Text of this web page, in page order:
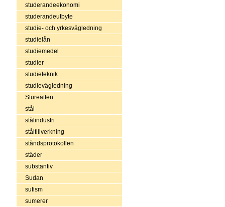
studerandeekonomi
studerandeutbyte
studie- och yrkesvägledning
studielån
studiemedel
studier
studieteknik
studievägledning
Stureätten
stål
stålindustri
ståltillverkning
ståndsprotokollen
städer
substantiv
Sudan
sufism
sumerer